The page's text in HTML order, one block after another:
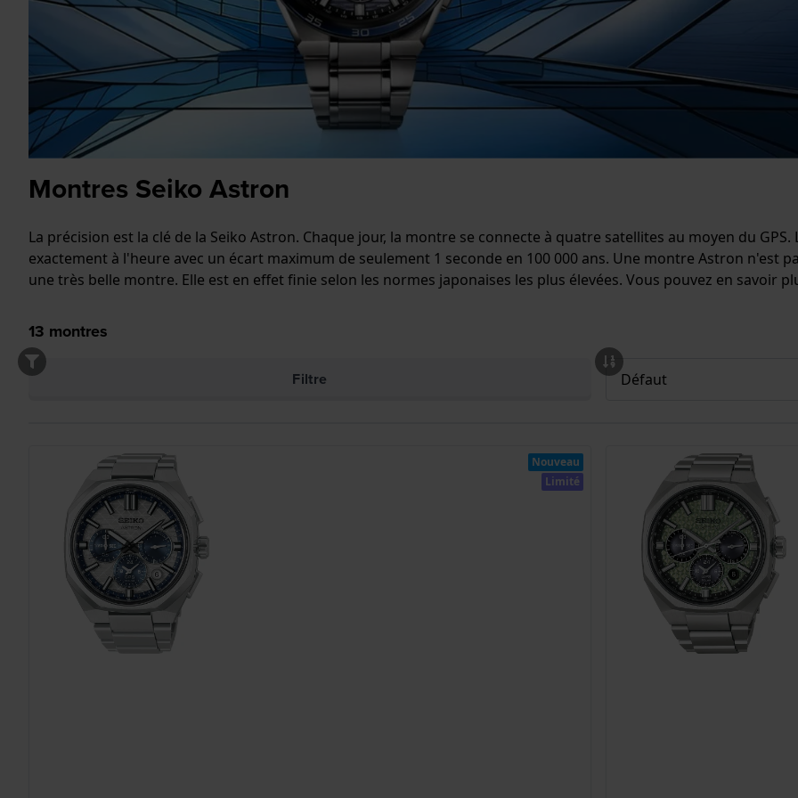
Montres Seiko Astron
La précision est la clé de la Seiko Astron. Chaque jour, la montre se connecte à quatre satellites au moyen du
exactement à l'heure avec un écart maximum de seulement 1 seconde en 100 000 ans. Une montre Astron n'est
une très belle montre. Elle est en effet finie selon les normes japonaises les plus élevées. Vous pouvez en savoir
13 montres
Filtre
Nouveau
Limité